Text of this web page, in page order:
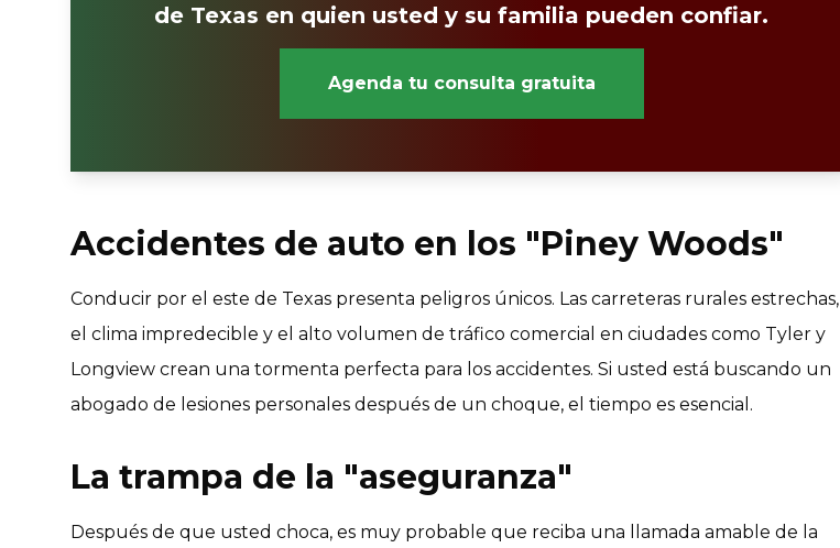
de Texas en quien usted y su familia pueden confiar.
Agenda tu consulta gratuita
Accidentes de auto en los "Piney Woods"
Conducir por el este de Texas presenta peligros únicos. Las carreteras rurales estrechas,
el clima impredecible y el alto volumen de tráfico comercial en ciudades como Tyler y
Longview crean una tormenta perfecta para los accidentes. Si usted está buscando un
abogado de lesiones personales después de un choque, el tiempo es esencial.
La trampa de la "aseguranza"
Después de que usted choca, es muy probable que reciba una llamada amable de la